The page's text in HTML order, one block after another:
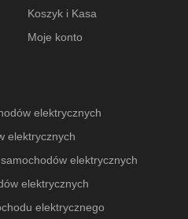
Koszyk i Kasa
Moje konto
elektrycznych
elektrycznych
elektrycznych
elektrycznych
elektrycznego